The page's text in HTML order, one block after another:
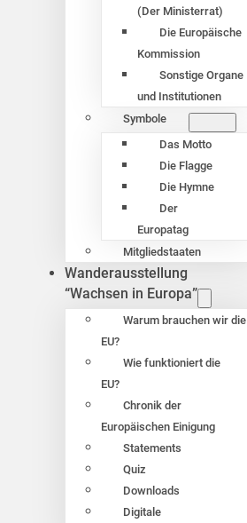
(Der Ministerrat)
Die Europäische
Kommission
Sonstige Organe
und Institutionen
Symbole
Das Motto
Die Flagge
Die Hymne
Der
Europatag
Mitgliedstaaten
Wanderausstellung
“Wachsen in Europa”
Warum brauchen wir die
EU?
Wie funktioniert die
EU?
Chronik der
Europäischen Einigung
Statements
Quiz
Downloads
Digitale